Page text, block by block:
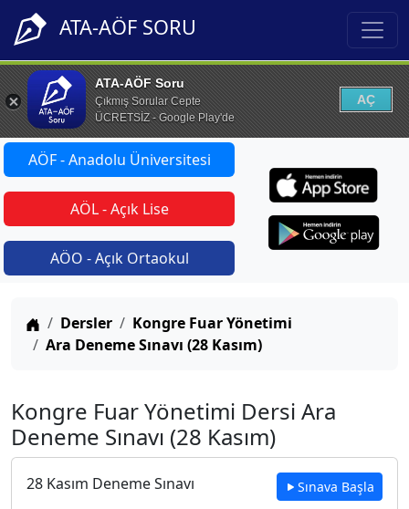
ATA-AÖF SORU
ATA-AÖF Soru
Çıkmış Sorular Cepte
ÜCRETSİZ - Google Play'de
AÇ
AÖF - Anadolu Üniversitesi
AÖL - Açık Lise
AÖO - Açık Ortaokul
Anasayfa
Dersler
Kongre Fuar Yönetimi
Ara Deneme Sınavı (28 Kasım)
Kongre Fuar Yönetimi Dersi Ara
Deneme Sınavı (28 Kasım)
28 Kasım Deneme Sınavı Sınava Başla